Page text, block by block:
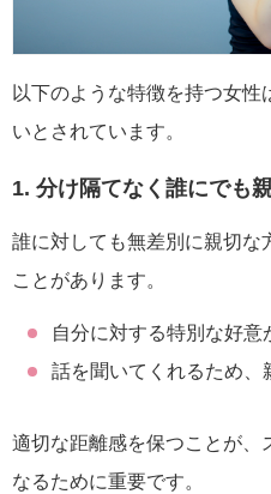
以下のような特徴を持つ女
いとされています。
1. 分け隔てなく誰にでも
誰に対しても無差別に親切な
ことがあります。
自分に対する特別な好意
話を聞いてくれるため、
適切な距離感を保つことが、
なるために重要です。